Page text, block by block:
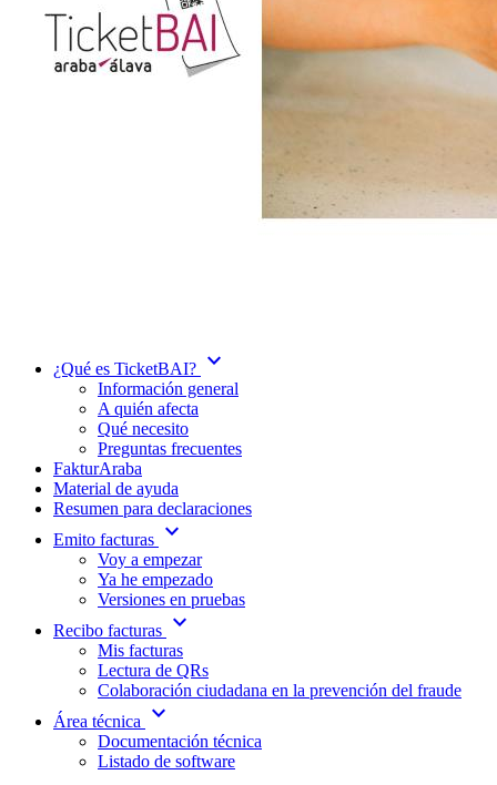
¿Qué es TicketBAI? expand_more
Información general
A quién afecta
Qué necesito
Preguntas frecuentes
FakturAraba
Material de ayuda
Resumen para declaraciones
Emito facturas expand_more
Voy a empezar
Ya he empezado
Versiones en pruebas
Recibo facturas expand_more
Mis facturas
Lectura de QRs
Colaboración ciudadana en la prevención del fraude
Área técnica
expand_more
Documentación técnica
Listado de software